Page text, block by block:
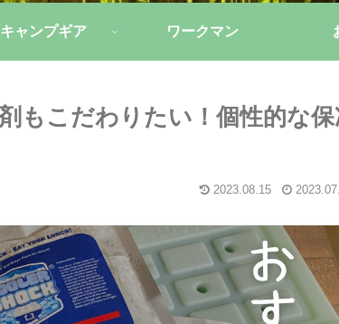
キャンプギア ワークマン
もこだわりたい！個性的な
2023.08.15